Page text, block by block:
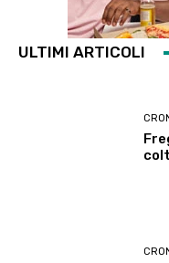
ULTIMI ARTICOLI